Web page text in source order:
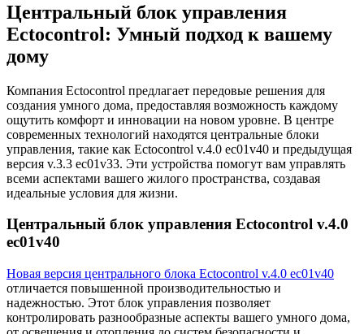
Центральный блок управления
Ectocontrol: Умный подход к вашему
дому
Компания Ectocontrol предлагает передовые решения для
создания умного дома, предоставляя возможность каждому
ощутить комфорт и инновации на новом уровне. В центре
современных технологий находятся центральные блоки
управления, такие как Ectocontrol v.4.0 ec01v40 и предыдущая
версия v.3.3 ec01v33. Эти устройства помогут вам управлять
всеми аспектами вашего жилого пространства, создавая
идеальные условия для жизни.
Центральный блок управления Ectocontrol v.4.0
ec01v40
Новая версия центрального блока Ectocontrol v.4.0 ec01v40
отличается повышенной производительностью и
надежностью. Этот блок управления позволяет
контролировать разнообразные аспекты вашего умного дома,